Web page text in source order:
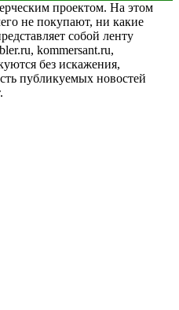
проектом. На этом
не покупают, ни какие
собой ленту
kommersant.ru,
без искажения,
публикуемых новостей